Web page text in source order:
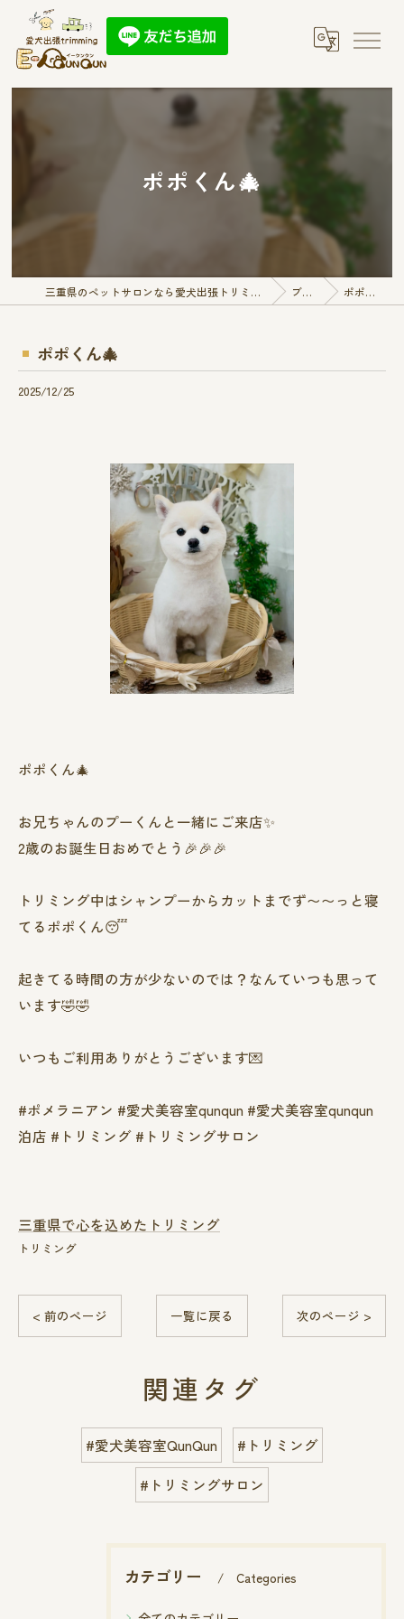
ポポくん🎄
三重県のペットサロンなら愛犬出張トリミング E-QunQun ブログ ポポくん🎄
ポポくん🎄
2025/12/25
ポポくん🎄
お兄ちゃんのプーくんと一緒にご来店✨️
2歳のお誕生日おめでとう🎉🎉🎉
トリミング中はシャンプーからカットまでず〜〜っと寝
てるポポくん😴
起きてる時間の方が少ないのでは？なんていつも思って
います🤣🤣
いつもご利用ありがとうございます💌
#ポメラニアン #愛犬美容室qunqun #愛犬美容室qunqun
泊店 #トリミング #トリミングサロン
三重県で心を込めたトリミング
トリミング
< 前のページ 一覧に戻る 次のページ >
関連タグ
#愛犬美容室QunQun
#トリミング
#トリミングサロン
カテゴリー Categories